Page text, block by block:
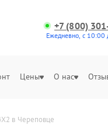
+7 (800)
Ежедневно, с 10:00
Цены О нас
в Череповце